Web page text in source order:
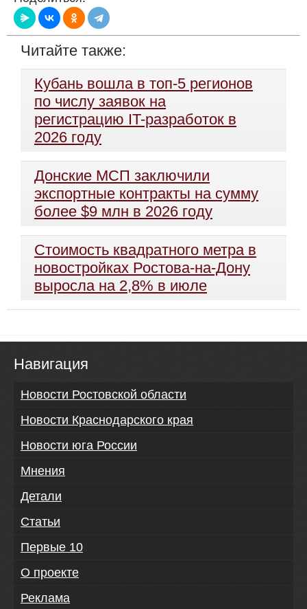
Читайте также:
Кубань вошла в топ-5 регионов
по числу заявок на
регистрацию IT-разработок в
2026 году
Донские МСП заключили
экспортные контракты на сумму
более $9 млн в 2026 году
Стоимость квадратного метра в
новостройках Ростова-на-Дону
выросла на 2,8% в июле
Навигация
Новости Ростовской области
Новости Краснодарского края
Новости юга России
Мнения
Детали
Статьи
Первые 10
О проекте
Реклама